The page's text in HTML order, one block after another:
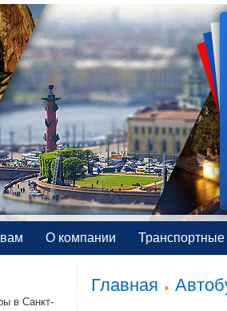
О компании Транспортные
в Санкт-
Главная